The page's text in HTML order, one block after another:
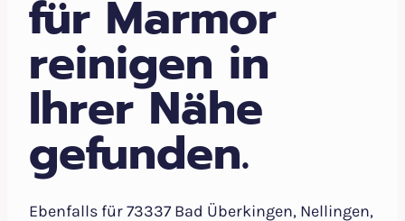
für Marmor
reinigen in
Ihrer Nähe
gefunden.
Ebenfalls für 73337 Bad Überkingen, Nellingen,